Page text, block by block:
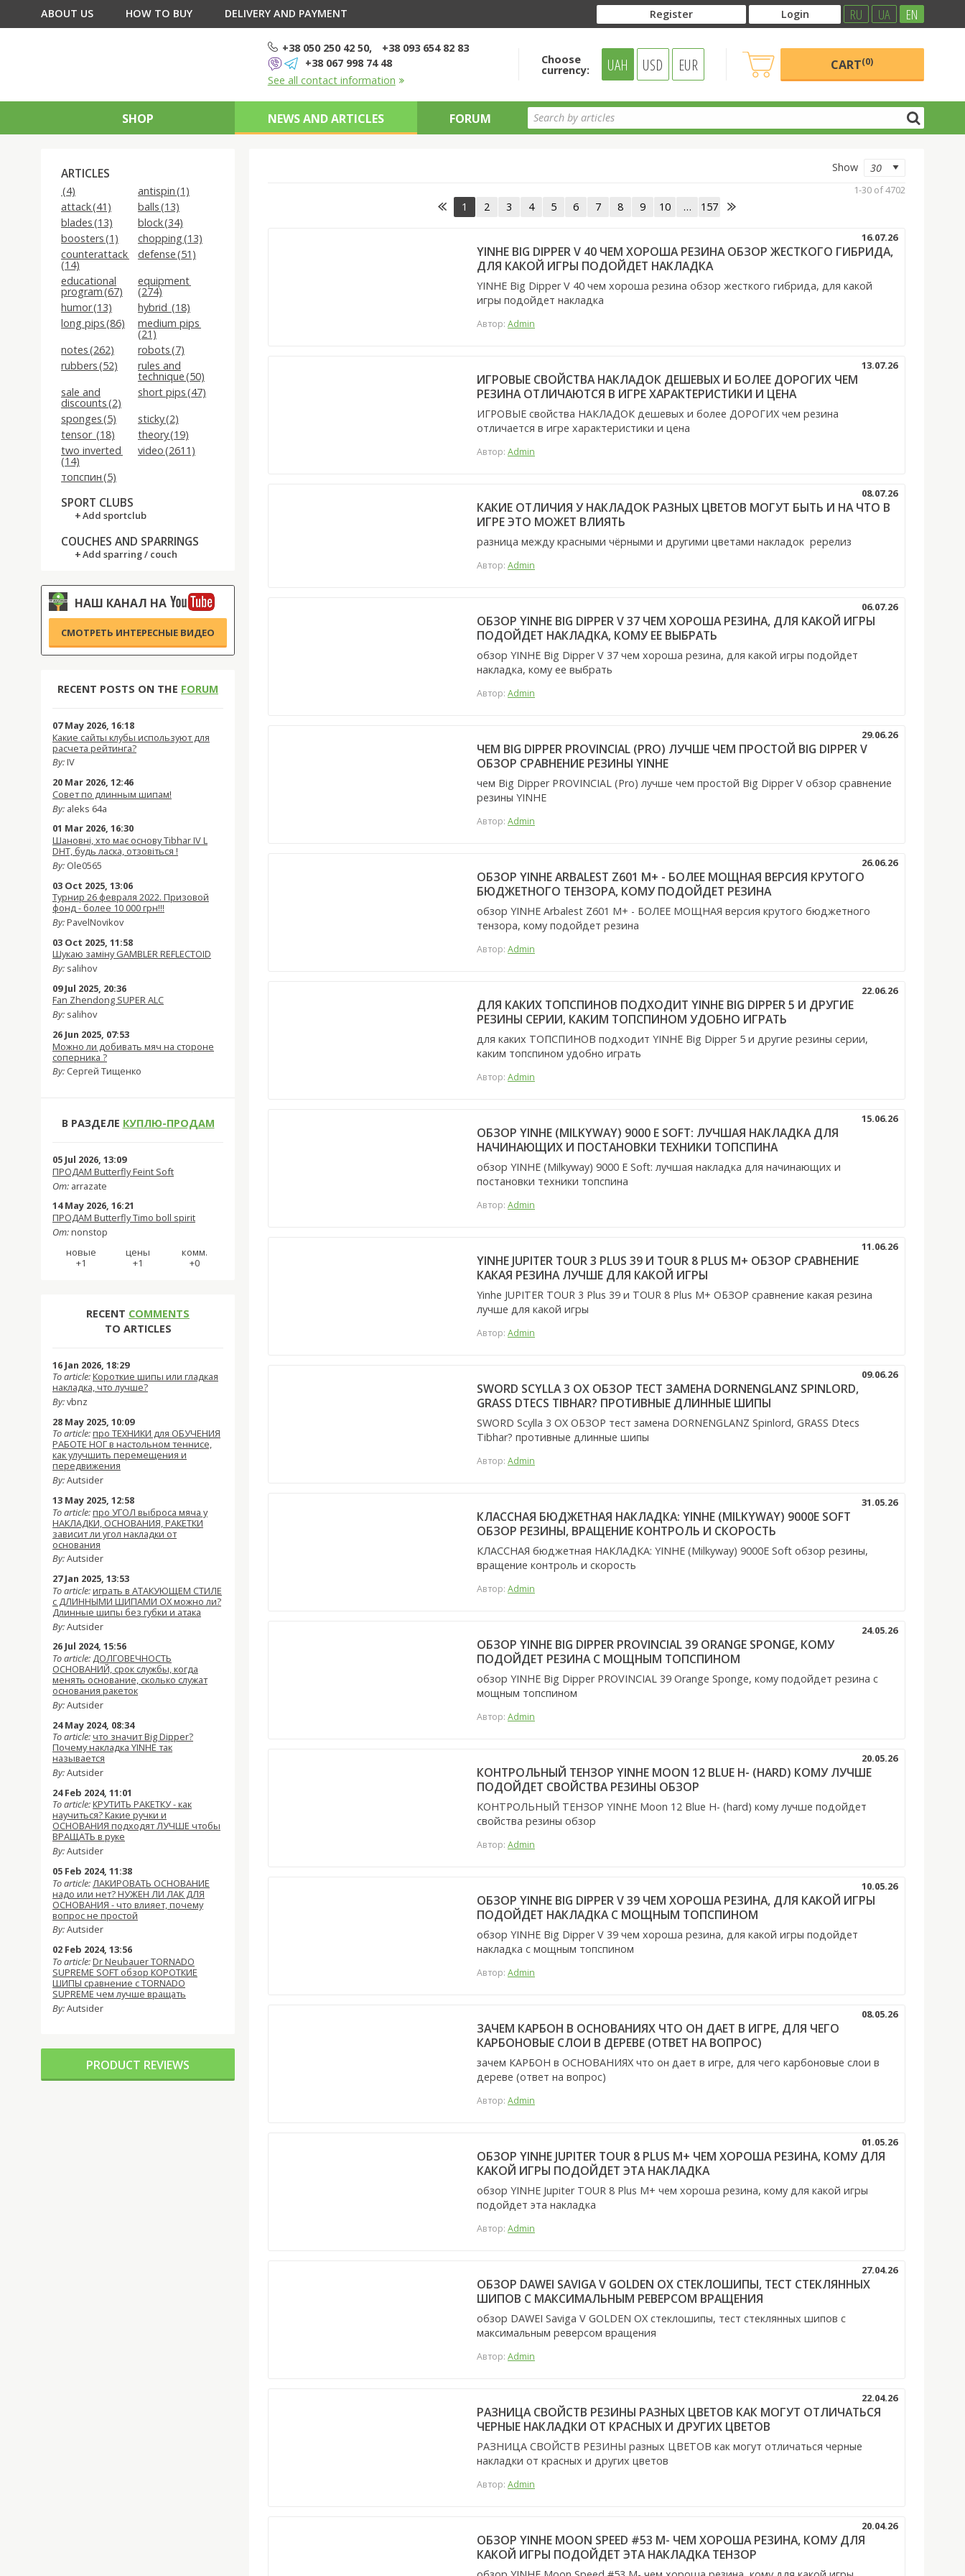
ABOUT US HOW TO BUY DELIVERY AND PAYMENT Register Login RU UA EN
+38 050 250 42 50
+38 093 654 82 83
+38 067 998 74 48
See all contact information
Choose
currency: UAH USD EUR CART(0)
SHOP NEWS AND ARTICLES FORUM
ARTICLES
(4)
antispin (1)
attack (41)
balls (13)
blades (13)
block (34)
boosters (1)
chopping (13)
counterattack
(14)
defense (51)
educational
program (67)
equipment
(274)
humor (13)
hybrid (18)
long pips (86)
medium pips
(21)
notes (262)
robots (7)
rubbers (52)
rules and
technique (50)
sale and
discounts (2)
short pips (47)
sponges (5)
sticky (2)
tensor (18)
theory (19)
two inverted
(14)
video (2611)
топспин (5)
SPORT CLUBS
Add sportclub
COUCHES AND SPARRINGS
Add sparring / couch
НАШ КАНАЛ НА
СМОТРЕТЬ ИНТЕРЕСНЫЕ ВИДЕО
RECENT POSTS ON THE FORUM
07 May 2026, 16:18
Какие сайты клубы используют для
расчета рейтинга?
By:IV
20 Mar 2026, 12:46
Совет по длинным шипам!
By: aleks 64a
01 Mar 2026, 16:30
Шановні, хто має основу Tibhar IV L
DHT, будь ласка, отзовіться !
By: Ole0565
03 Oct 2025, 13:06
Турнир 26 февраля 2022. Призовой
фонд - более 10 000 грн!!!
By:PavelNovikov
03 Oct 2025, 11:58
Шукаю заміну GAMBLER REFLECTOID
By: salihov
09 Jul 2025, 20:36
Fan Zhendong SUPER ALC
By: salihov
26 Jun 2025, 07:53
Можно ли добивать мяч на стороне
соперника ?
By: Сергей Тищенко
В РАЗДЕЛЕ КУПЛЮ-ПРОДАМ
05 Jul 2026, 13:09
ПРОДАМ Butterfly Feint Soft
От: arrazate
14 May 2026, 16:21
ПРОДАМ Butterfly Timo boll spirit
От:nonstop
новые
+1
цены
+1
комм.
+0
RECENT COMMENTS
TO ARTICLES
16 Jan 2026, 18:29
To article:Короткие шипы или гладкая
накладка, что лучше?
By:vbnz
28 May 2025, 10:09
To article:про ТЕХНИКИ для ОБУЧЕНИЯ
РАБОТЕ НОГ в настольном теннисе,
как улучшить перемещения и
передвижения
By:Autsider
13 May 2025, 12:58
To article:про УГОЛ выброса мяча у
НАКЛАДКИ, ОСНОВАНИЯ, РАКЕТКИ
зависит ли угол накладки от
основания
By:Autsider
27 Jan 2025, 13:53
To article:играть в АТАКУЮЩЕМ СТИЛЕ
с ДЛИННЫМИ ШИПАМИ OX можно ли?
Длинные шипы без губки и атака
By:Autsider
26 Jul 2024, 15:56
To article: ДОЛГОВЕЧНОСТЬ
ОСНОВАНИЙ, срок службы, когда
менять основание, сколько служат
основания ракеток
By:Autsider
24 May 2024, 08:34
To article:что значит Big Dipper?
Почему накладка YINHE так
называется
By:Autsider
24 Feb 2024, 11:01
To article:КРУТИТЬ РАКЕТКУ - как
научиться? Какие ручки и
ОСНОВАНИЯ подходят ЛУЧШЕ чтобы
ВРАЩАТЬ в руке
By:Autsider
05 Feb 2024, 11:38
To article: ЛАКИРОВАТЬ ОСНОВАНИЕ
надо или нет? НУЖЕН ЛИ ЛАК ДЛЯ
ОСНОВАНИЯ - что влияет, почему
вопрос не простой
By:Autsider
02 Feb 2024, 13:56
To article:Dr Neubauer TORNADO
SUPREME SOFT обзор КОРОТКИЕ
ШИПЫ сравнение с TORNADO
SUPREME чем лучше вращать
By:Autsider
PRODUCT REVIEWS
Show
1-30 of 4702
1 2 3 4 5 6 7 8 9 10 … 157
YINHE BIG DIPPER V 40 ЧЕМ ХОРОША РЕЗИНА ОБЗОР ЖЕСТКОГО ГИБРИДА,
ДЛЯ КАКОЙ ИГРЫ ПОДОЙДЕТ НАКЛАДКА
16.07.26
YINHE Big Dipper V 40 чем хороша резина обзор жесткого гибрида, для какой
игры подойдет накладка
Автор: Admin
ИГРОВЫЕ СВОЙСТВА НАКЛАДОК ДЕШЕВЫХ И БОЛЕЕ ДОРОГИХ ЧЕМ
РЕЗИНА ОТЛИЧАЮТСЯ В ИГРЕ ХАРАКТЕРИСТИКИ И ЦЕНА
13.07.26
ИГРОВЫЕ свойства НАКЛАДОК дешевых и более ДОРОГИХ чем резина
отличается в игре характеристики и цена
Автор: Admin
КАКИЕ ОТЛИЧИЯ У НАКЛАДОК РАЗНЫХ ЦВЕТОВ МОГУТ БЫТЬ И НА ЧТО В
ИГРЕ ЭТО МОЖЕТ ВЛИЯТЬ
08.07.26
разница между красными чёрными и другими цветами накладок ререлиз
Автор: Admin
ОБЗОР YINHE BIG DIPPER V 37 ЧЕМ ХОРОША РЕЗИНА, ДЛЯ КАКОЙ ИГРЫ
ПОДОЙДЕТ НАКЛАДКА, КОМУ ЕЕ ВЫБРАТЬ
06.07.26
обзор YINHE Big Dipper V 37 чем хороша резина, для какой игры подойдет
накладка, кому ее выбрать
Автор: Admin
ЧЕМ BIG DIPPER PROVINCIAL (PRO) ЛУЧШЕ ЧЕМ ПРОСТОЙ BIG DIPPER V
ОБЗОР СРАВНЕНИЕ РЕЗИНЫ YINHE
29.06.26
чем Big Dipper PROVINCIAL (Pro) лучше чем простой Big Dipper V обзор сравнение
резины YINHE
Автор: Admin
ОБЗОР YINHE ARBALEST Z601 M+ - БОЛЕЕ МОЩНАЯ ВЕРСИЯ КРУТОГО
БЮДЖЕТНОГО ТЕНЗОРА, КОМУ ПОДОЙДЕТ РЕЗИНА
26.06.26
обзор YINHE Arbalest Z601 M+ - БОЛЕЕ МОЩНАЯ версия крутого бюджетного
тензора, кому подойдет резина
Автор: Admin
ДЛЯ КАКИХ ТОПСПИНОВ ПОДХОДИТ YINHE BIG DIPPER 5 И ДРУГИЕ
РЕЗИНЫ СЕРИИ, КАКИМ ТОПСПИНОМ УДОБНО ИГРАТЬ
22.06.26
для каких ТОПСПИНОВ подходит YINHE Big Dipper 5 и другие резины серии,
каким топспином удобно играть
Автор: Admin
ОБЗОР YINHE (MILKYWAY) 9000 E SOFT: ЛУЧШАЯ НАКЛАДКА ДЛЯ
НАЧИНАЮЩИХ И ПОСТАНОВКИ ТЕХНИКИ ТОПСПИНА
15.06.26
обзор YINHE (Milkyway) 9000 E Soft: лучшая накладка для начинающих и
постановки техники топспина
Автор: Admin
YINHE JUPITER TOUR 3 PLUS 39 И TOUR 8 PLUS M+ ОБЗОР СРАВНЕНИЕ
КАКАЯ РЕЗИНА ЛУЧШЕ ДЛЯ КАКОЙ ИГРЫ
11.06.26
Yinhe JUPITER TOUR 3 Plus 39 и TOUR 8 Plus M+ ОБЗОР сравнение какая резина
лучше для какой игры
Автор: Admin
SWORD SCYLLA 3 OX ОБЗОР ТЕСТ ЗАМЕНА DORNENGLANZ SPINLORD,
GRASS DTECS TIBHAR? ПРОТИВНЫЕ ДЛИННЫЕ ШИПЫ
09.06.26
SWORD Scylla 3 OX ОБЗОР тест замена DORNENGLANZ Spinlord, GRASS Dtecs
Tibhar? противные длинные шипы
Автор: Admin
КЛАССНАЯ БЮДЖЕТНАЯ НАКЛАДКА: YINHE (MILKYWAY) 9000E SOFT
ОБЗОР РЕЗИНЫ, ВРАЩЕНИЕ КОНТРОЛЬ И СКОРОСТЬ
31.05.26
КЛАССНАЯ бюджетная НАКЛАДКА: YINHE (Milkyway) 9000E Soft обзор резины,
вращение контроль и скорость
Автор: Admin
ОБЗОР YINHE BIG DIPPER PROVINCIAL 39 ORANGE SPONGE, КОМУ
ПОДОЙДЕТ РЕЗИНА С МОЩНЫМ ТОПСПИНОМ
24.05.26
обзор YINHE Big Dipper PROVINCIAL 39 Orange Sponge, кому подойдет резина с
мощным топспином
Автор: Admin
КОНТРОЛЬНЫЙ ТЕНЗОР YINHE MOON 12 BLUE H- (HARD) КОМУ ЛУЧШЕ
ПОДОЙДЕТ СВОЙСТВА РЕЗИНЫ ОБЗОР
20.05.26
КОНТРОЛЬНЫЙ ТЕНЗОР YINHE Moon 12 Blue H- (hard) кому лучше подойдет
свойства резины обзор
Автор: Admin
ОБЗОР YINHE BIG DIPPER V 39 ЧЕМ ХОРОША РЕЗИНА, ДЛЯ КАКОЙ ИГРЫ
ПОДОЙДЕТ НАКЛАДКА С МОЩНЫМ ТОПСПИНОМ
10.05.26
обзор YINHE Big Dipper V 39 чем хороша резина, для какой игры подойдет
накладка с мощным топспином
Автор: Admin
ЗАЧЕМ КАРБОН В ОСНОВАНИЯХ ЧТО ОН ДАЕТ В ИГРЕ, ДЛЯ ЧЕГО
КАРБОНОВЫЕ СЛОИ В ДЕРЕВЕ (ОТВЕТ НА ВОПРОС)
08.05.26
зачем КАРБОН в ОСНОВАНИЯХ что он дает в игре, для чего карбоновые слои в
дереве (ответ на вопрос)
Автор: Admin
ОБЗОР YINHE JUPITER TOUR 8 PLUS M+ ЧЕМ ХОРОША РЕЗИНА, КОМУ ДЛЯ
КАКОЙ ИГРЫ ПОДОЙДЕТ ЭТА НАКЛАДКА
01.05.26
обзор YINHE Jupiter TOUR 8 Plus M+ чем хороша резина, кому для какой игры
подойдет эта накладка
Автор: Admin
ОБЗОР DAWEI SAVIGA V GOLDEN OX СТЕКЛОШИПЫ, ТЕСТ СТЕКЛЯННЫХ
ШИПОВ С МАКСИМАЛЬНЫМ РЕВЕРСОМ ВРАЩЕНИЯ
27.04.26
обзор DAWEI Saviga V GOLDEN OX стеклошипы, тест стеклянных шипов с
максимальным реверсом вращения
Автор: Admin
РАЗНИЦА СВОЙСТВ РЕЗИНЫ РАЗНЫХ ЦВЕТОВ КАК МОГУТ ОТЛИЧАТЬСЯ
ЧЕРНЫЕ НАКЛАДКИ ОТ КРАСНЫХ И ДРУГИХ ЦВЕТОВ
22.04.26
РАЗНИЦА СВОЙСТВ РЕЗИНЫ разных ЦВЕТОВ как могут отличаться черные
накладки от красных и других цветов
Автор: Admin
ОБЗОР YINHE MOON SPEED #53 M- ЧЕМ ХОРОША РЕЗИНА, КОМУ ДЛЯ
КАКОЙ ИГРЫ ПОДОЙДЕТ ЭТА НАКЛАДКА ТЕНЗОР
20.04.26